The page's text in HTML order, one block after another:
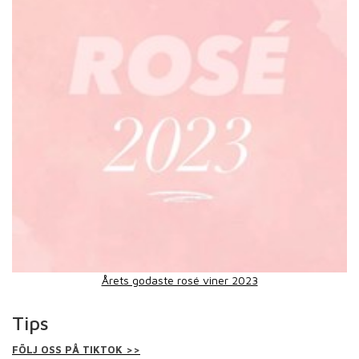
Årets godaste rosé viner 2023
Tips
FÖLJ OSS PÅ TIKTOK >>